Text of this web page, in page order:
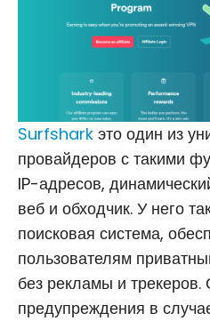
Surfshark это один из
провайдеров с такими
IP-адресов,
веб и обходчик. У него
поисковая система,
пользователям
без рекламы и
предупреждения в